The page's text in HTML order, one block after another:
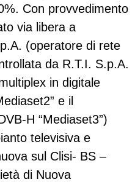
Con provvedimento
via libera a
(operatore di rete
da R.T.I. S.p.A.
in digitale
e il
H “Mediaset3”)
televisiva e
sul Clisi- BS –
di Nuova